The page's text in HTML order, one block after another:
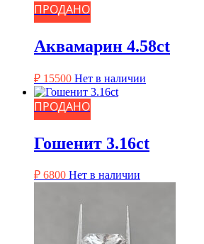
ПРОДАНО
Аквамарин 4.58ct
₽ 15500 Нет в наличии
ПРОДАНО
Гошенит 3.16ct
₽ 6800 Нет в наличии